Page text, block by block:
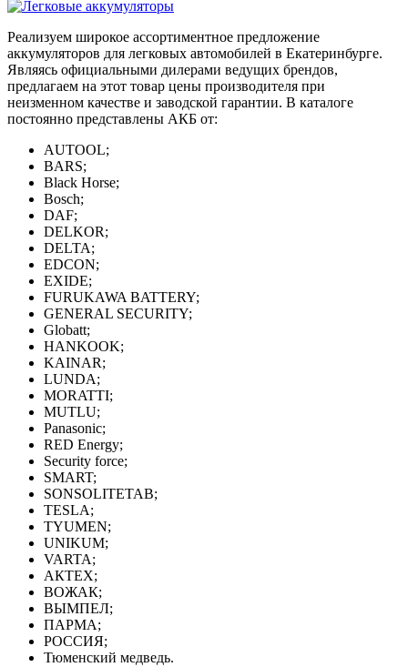
Реализуем широкое ассортиментное предложение
аккумуляторов для легковых автомобилей в Екатеринбурге.
Являясь официальными дилерами ведущих брендов,
предлагаем на этот товар цены производителя при
неизменном качестве и заводской гарантии. В каталоге
постоянно представлены АКБ от:
AUTOOL;
BARS;
Black Horse;
Bosch;
DAF;
DELKOR;
DELTA;
EDCON;
EXIDE;
FURUKAWA BATTERY;
GENERAL SECURITY;
Globatt;
HANKOOK;
KAINAR;
LUNDA;
MORATTI;
MUTLU;
Panasonic;
RED Energy;
Security force;
SMART;
SONSOLITETAB;
TESLA;
TYUMEN;
UNIKUM;
VARTA;
АКТЕХ;
ВОЖАК;
ВЫМПЕЛ;
ПАРМА;
РОССИЯ;
Тюменский медведь.